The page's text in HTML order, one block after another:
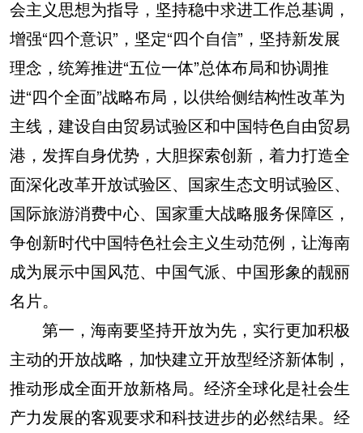
会主义思想为指导，坚持稳中求进工作总基调，
增强“四个意识”，坚定“四个自信”，坚持新发展
理念，统筹推进“五位一体”总体布局和协调推
进“四个全面”战略布局，以供给侧结构性改革为
主线，建设自由贸易试验区和中国特色自由贸易
港，发挥自身优势，大胆探索创新，着力打造全
面深化改革开放试验区、国家生态文明试验区、
国际旅游消费中心、国家重大战略服务保障区，
争创新时代中国特色社会主义生动范例，让海南
成为展示中国风范、中国气派、中国形象的靓丽
名片。
第一，海南要坚持开放为先，实行更加积极
主动的开放战略，加快建立开放型经济新体制，
推动形成全面开放新格局。经济全球化是社会生
产力发展的客观要求和科技进步的必然结果。经